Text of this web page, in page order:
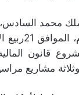
محمد
مشاريع